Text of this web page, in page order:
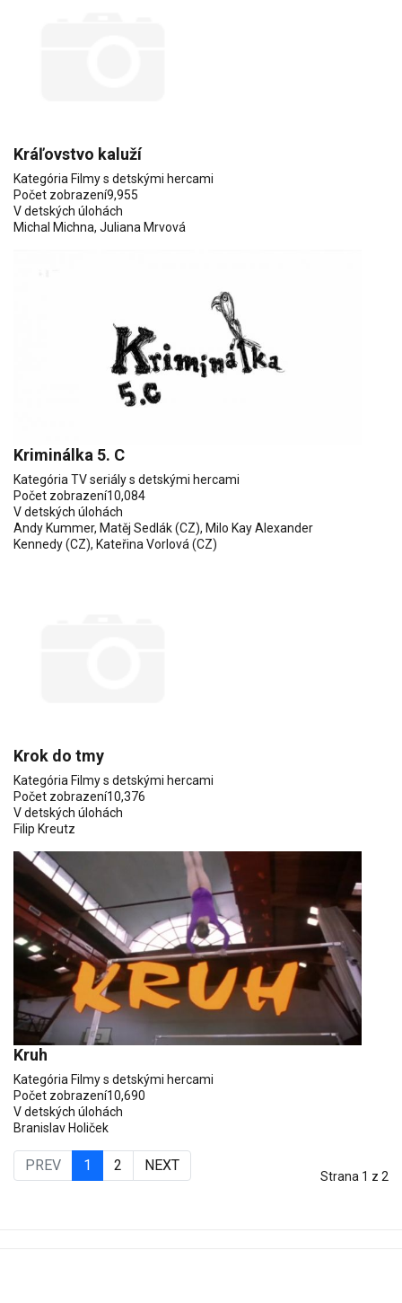
Kráľovstvo kaluží
Kategória Filmy s detskými hercami
Počet zobrazení9,955
V detských úlohách
Michal Michna, Juliana Mrvová
Kriminálka 5. C
Kategória TV seriály s detskými hercami
Počet zobrazení10,084
V detských úlohách
Andy Kummer, Matěj Sedlák (CZ), Milo Kay Alexander
Kennedy (CZ), Kateřina Vorlová (CZ)
Krok do tmy
Kategória Filmy s detskými hercami
Počet zobrazení10,376
V detských úlohách
Filip Kreutz
Kruh
Kategória Filmy s detskými hercami
Počet zobrazení10,690
V detských úlohách
Branislav Holiček
PREV 1 2 NEXT
Strana 1 z 2